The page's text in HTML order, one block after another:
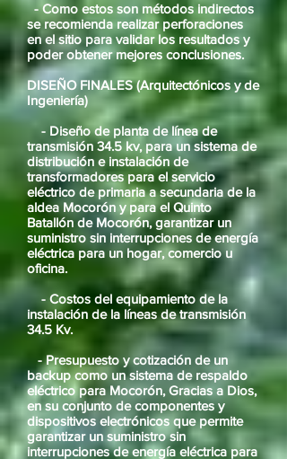
- Como estos son métodos indirectos
se recomienda realizar perforaciones
en el sitio para validar los resultados y
poder obtener mejores conclusiones.
DISEÑO FINALES (Arquitectónicos y de
Ingeniería)
- Diseño de planta de línea de
transmisión 34.5 kv, para un sistema de
distribución e instalación de
transformadores para el servicio
eléctrico de primaria a secundaria de la
aldea Mocorón y para el Quinto
Batallón de Mocorón, garantizar un
suministro sin interrupciones de energía
eléctrica para un hogar, comercio u
oficina.
- Costos del equipamiento de la
instalación de la líneas de transmisión
34.5 Kv.
- Presupuesto y cotización de un
backup como un sistema de respaldo
eléctrico para Mocorón, Gracias a Dios,
en su conjunto de componentes y
dispositivos electrónicos que permite
garantizar un suministro sin
interrupciones de energía eléctrica para